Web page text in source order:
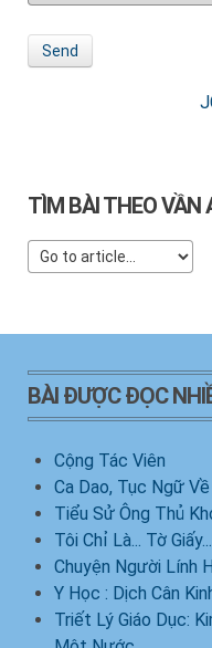
Send
TÌM BÀI THEO VẦN
BÀI ĐƯỢC ĐỌC
Cộng Tác Viên
Ca Dao, Tục Ngữ
Tiểu Sử Ông Thủ
Tôi Chỉ Là... Tờ Giấy...
Chuyện Người Lính
Y Học : Dịch Cân
Triết Lý Giáo Dục: